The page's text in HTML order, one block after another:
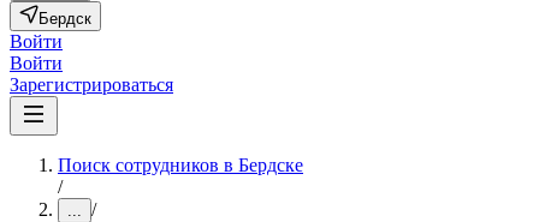
Бердск
Войти
Войти
Зарегистрироваться
Поиск сотрудников в Бердске
/
... /